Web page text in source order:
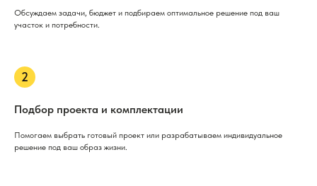
Обсуждаем задачи, бюджет и подбираем оптимальное решение под ваш
участок и потребности.
Подбор проекта и комплектации
Помогаем выбрать готовый проект или разрабатываем индивидуальное
решение под ваш образ жизни.